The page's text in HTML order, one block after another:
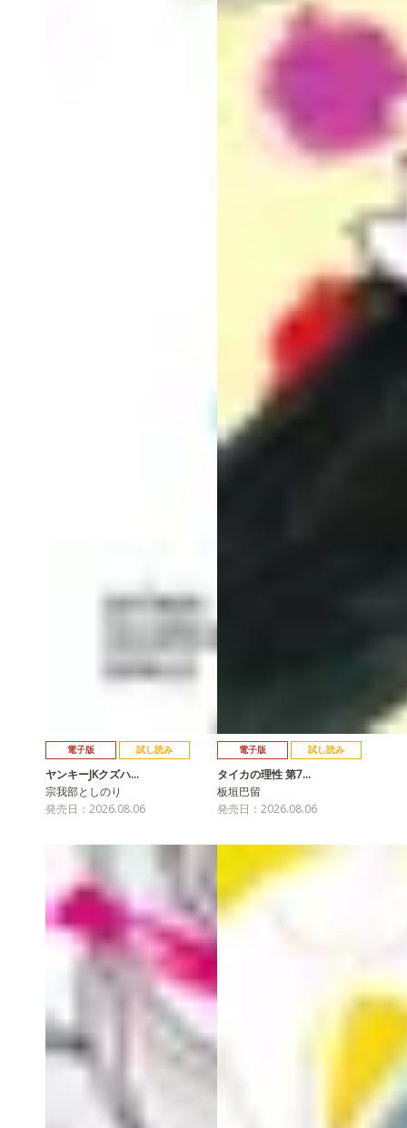
電子版 試し読み
ヤンキーJKクズハ…
宗我部としのり
発売日：2026.08.06
電子版 試し読み
タイカの理性 第7…
板垣巴留
発売日：2026.08.06